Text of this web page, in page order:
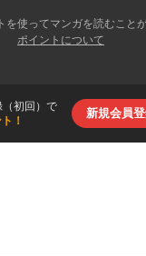
を使ってマンガを読むことが
ポイントについて
初回）で
！
新規会員